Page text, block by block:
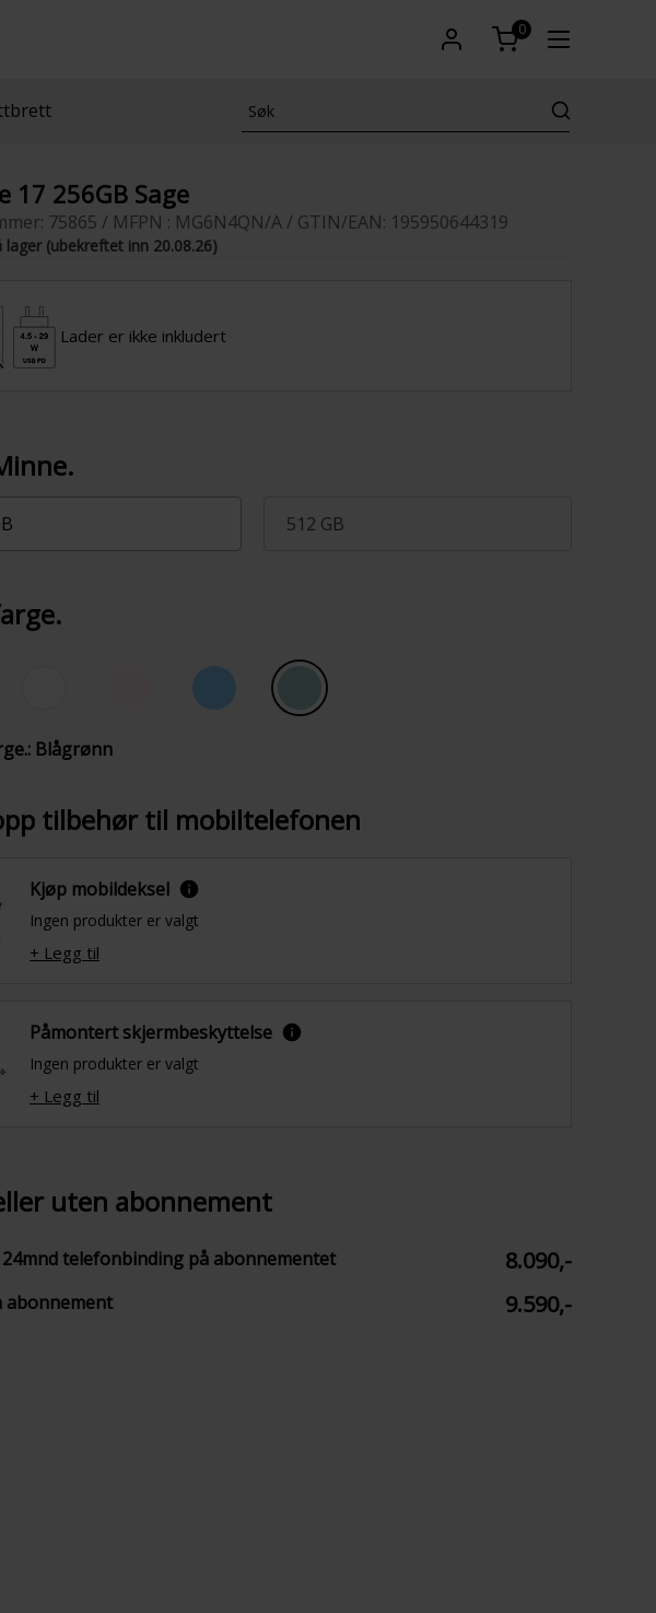
0
17 256GB Sage
75865 / MFPN : MG6N4QN/A / GTIN/EAN: 195950644319
lager (ubekreftet inn 20.08.26)
Lader er ikke inkludert
512 GB
Blågrønn
tilbehør til mobiltelefonen
Kjøp mobildeksel
Ingen produkter er valgt
+ Legg til
Påmontert skjermbeskyttelse
Ingen produkter er valgt
+ Legg til
uten abonnement
24mnd telefonbinding på abonnementet 8.090,-
abonnement 9.590,-